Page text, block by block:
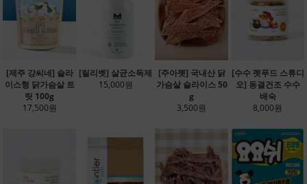
[제주 강씨네] 슬라
이스형 닭가슴살 트
릿 100g
17,500원
[릴리벳] 살균소독제
15,000원
[주아펫] 국내산 닭
가슴살 슬라이스 50
g
3,500원
[수수 펫푸드 스튜디
오] 동결건조 수수
배숙
8,000원